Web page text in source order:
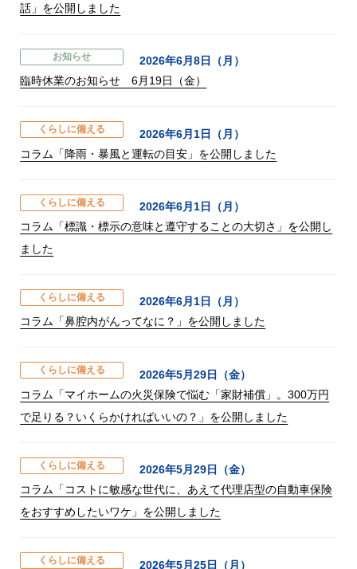
話」を公開しました
お知らせ
2026年6月8日（月）
臨時休業のお知らせ 6月19日（金）
くらしに備える
2026年6月1日（月）
コラム「降雨・暴風と運転の目安」を公開しました
くらしに備える
2026年6月1日（月）
コラム「標識・標示の意味と遵守することの大切さ」を公開し
ました
くらしに備える
2026年6月1日（月）
コラム「鼻腔内がんってなに？」を公開しました
くらしに備える
2026年5月29日（金）
コラム「マイホームの火災保険で悩む「家財補償」。300万円
で足りる？いくらかければいいの？」を公開しました
くらしに備える
2026年5月29日（金）
コラム「コストに敏感な世代に、あえて代理店型の自動車保険
をおすすめしたいワケ」を公開しました
くらしに備える 2026年5月25日（月）